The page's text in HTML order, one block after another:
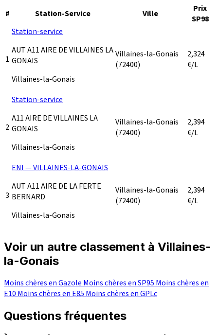
# Station-Service Ville
Prix
SP98
1
Station-service
AUT A11 AIRE DE VILLAINES LA
GONAIS
Villaines-la-Gonais
Villaines-la-Gonais
(72400)
2,324
€/L
2
Station-service
A11 AIRE DE VILLAINES LA
GONAIS
Villaines-la-Gonais
Villaines-la-Gonais
(72400)
2,394
€/L
3
ENI — VILLAINES-LA-GONAIS
AUT A11 AIRE DE LA FERTE
BERNARD
Villaines-la-Gonais
Villaines-la-Gonais
(72400)
2,394
€/L
Voir un autre classement à Villaines-
la-Gonais
Moins chères en Gazole Moins chères en SP95 Moins chères en
E10 Moins chères en E85 Moins chères en GPLc
Questions fréquentes